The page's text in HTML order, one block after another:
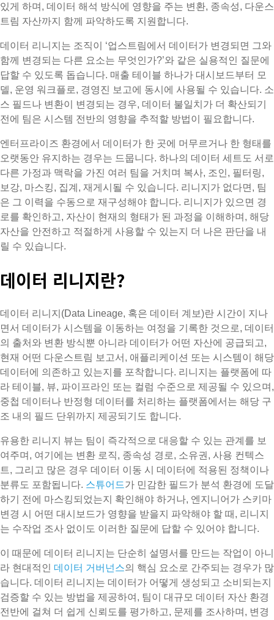
있게 하며, 데이터 해석 방식에 영향을 주는 변환, 종속성, 다운스
트림 자산까지 함께 파악하도록 지원합니다.
데이터 리니지는 조직이 ‘업스트림에서 데이터가 변경되면 그와
함께 변경되는 다른 요소는 무엇인가?’와 같은 실용적인 질문에
답할 수 있도록 돕습니다. 매출 테이블 하나가 대시보드부터 모
델, 운영 워크플로, 경영진 보고에 동시에 사용될 수 있습니다. 소
스 필드나 변환이 변경되는 경우, 데이터 불일치가 더 확산되기
전에 팀은 시스템 전반의 영향을 추적할 방법이 필요합니다.
엔터프라이즈 환경에서 데이터가 한 곳에 머무르거나 한 형태를
오랫동안 유지하는 경우는 드뭅니다. 하나의 데이터 세트도 서로
다른 가정과 맥락을 가진 여러 팀을 거치며 복사, 조인, 필터링,
보강, 마스킹, 집계, 재게시될 수 있습니다. 리니지가 없다면, 팀
은 그 이력을 수동으로 재구성해야 합니다. 리니지가 있으면 경
로를 확인하고, 자산이 현재의 형태가 된 과정을 이해하며, 해당
자산을 안전하고 적절하게 사용할 수 있는지 더 나은 판단을 내
릴 수 있습니다.
데이터 리니지란?
데이터 리니지(Data Lineage, 혹은 데이터 계보)란 시간이 지나
면서 데이터가 시스템을 이동하는 여정을 기록한 것으로, 데이터
의 출처와 변환 방식뿐 아니라 데이터가 어떤 자산에 공급되고,
현재 어떤 다운스트림 보고서, 애플리케이션 또는 시스템이 해당
데이터에 의존하고 있는지를 포착합니다. 리니지는 플랫폼에 따
라 테이블, 뷰, 파이프라인 또는 컬럼 수준으로 제공될 수 있으며,
중첩 데이터나 반정형 데이터를 처리하는 플랫폼에서는 해당 구
조 내의 필드 단위까지 제공되기도 합니다.
유용한 리니지 뷰는 팀이 즉각적으로 대응할 수 있는 관계를 보
여주며, 여기에는 변환 로직, 종속성 경로, 소유권, 사용 컨텍스
트, 그리고 많은 경우 데이터 이동 시 데이터에 적용된 정책이나
분류도 포함됩니다. 스튜어드가 민감한 필드가 분석 환경에 도달
하기 전에 마스킹되었는지 확인해야 하거나, 엔지니어가 스키마
변경 시 어떤 대시보드가 영향을 받을지 파악해야 할 때, 리니지
는 수작업 조사 없이도 이러한 질문에 답할 수 있어야 합니다.
이 때문에 데이터 리니지는 단순히 설명서를 만드는 작업이 아니
라 현대적인 데이터 거버넌스의 핵심 요소로 간주되는 경우가 많
습니다. 데이터 리니지는 데이터가 어떻게 생성되고 소비되는지
검증할 수 있는 방법을 제공하여, 팀이 대규모 데이터 자산 환경
전반에 걸쳐 더 쉽게 신뢰도를 평가하고, 문제를 조사하며, 변경